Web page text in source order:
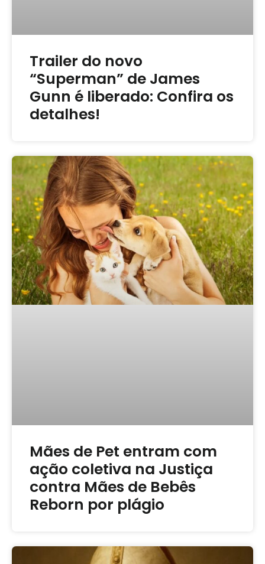
Trailer do novo
“Superman” de James
Gunn é liberado: Confira os
detalhes!
Mães de Pet entram com
ação coletiva na Justiça
contra Mães de Bebês
Reborn por plágio